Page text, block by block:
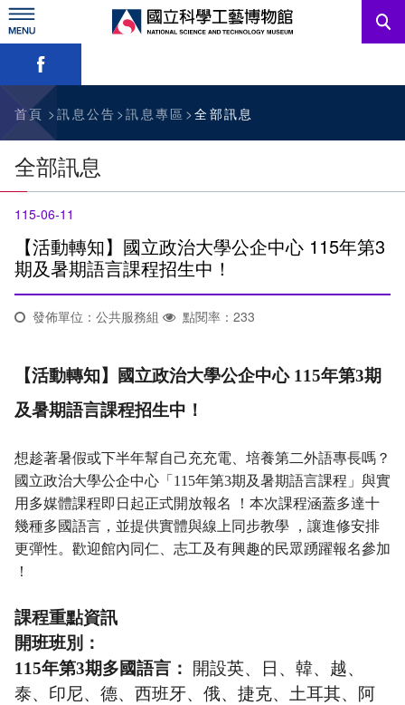
跳
到
主
要
訊息公告
參觀資訊
教育資源
網站服務
關於我們
English
略過字型切換，社群分享工具列
首頁 訊息公告 訊息專區 全部訊息
全部訊息
115-06-11
【活動轉知】國立政治大學公企中心 115年第3
期及暑期語言課程招生中！
發佈單位：公共服務組 點閱率：233
【活動轉知】國立政治大學公企中心 115年第3期
及暑期語言課程招生中！
想趁著暑假或下半年幫自己充充電、培養第二外語專長嗎？
國立政治大學公企中心「115年第3期及暑期語言課程」與實
用多媒體課程即日起正式開放報名 ！本次課程涵蓋多達十
幾種多國語言，並提供實體與線上同步教學 ，讓進修安排
更彈性。歡迎館內同仁、志工及有興趣的民眾踴躍報名參加
！
課程重點資訊
開班班別：
115年第3期多國語言：
開設英、日、韓、越、
泰、印尼、德、西班牙、俄、捷克、土耳其、阿